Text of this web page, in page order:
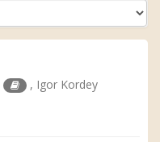
, Igor Kordey